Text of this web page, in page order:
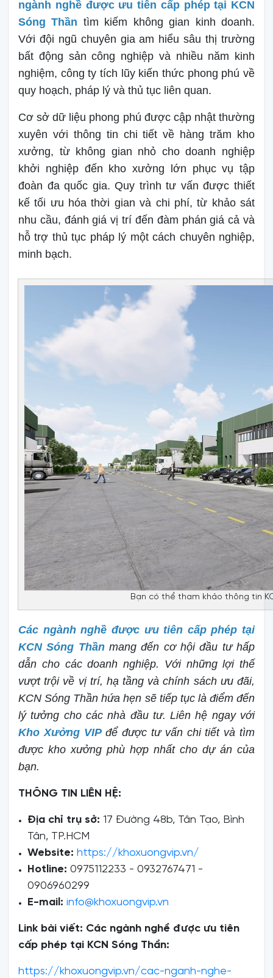
ngành nghề được ưu tiên cấp phép tại KCN
Sóng Thần tìm kiếm không gian kinh doanh.
Với đội ngũ chuyên gia am hiểu sâu thị trường
bất động sản công nghiệp và nhiều năm kinh
nghiệm, công ty tích lũy kiến thức phong phú về
quy hoạch, pháp lý và thủ tục liên quan.
Cơ sở dữ liệu phong phú được cập nhật thường
xuyên với thông tin chi tiết về hàng trăm kho
xưởng, từ không gian nhỏ cho doanh nghiệp
khởi nghiệp đến kho xưởng lớn phục vụ tập
đoàn đa quốc gia. Quy trình tư vấn được thiết
kế tối ưu hóa thời gian và chi phí, từ khảo sát
nhu cầu, đánh giá vị trí đến đàm phán giá cả và
hỗ trợ thủ tục pháp lý một cách chuyên nghiệp,
minh bạch.
Bạn có thể tham khảo thông tin
Các ngành nghề được ưu tiên cấp phép tại
KCN Sóng Thầnmang đến cơ hội đầu tư hấp
dẫn cho các doanh nghiệp. Với những lợi thế
vượt trội về vị trí, hạ tầng và chính sách ưu đãi,
KCN Sóng Thần hứa hẹn sẽ tiếp tục là điểm đến
lý tưởng cho các nhà đầu tư. Liên hệ ngay với
Kho Xưởng VIPđể được tư vấn chi tiết và tìm
được kho xưởng phù hợp nhất cho dự án của
bạn.
THÔNG TIN LIÊN HỆ:
Địa chỉ trụ sở: 17 Đường 48b, Tân Tạo, Bình
Tân, TP.HCM
Website: https://khoxuongvip.vn/
Hotline: 0975112233 - 0932767471 -
0906960299
E-mail: info@khoxuongvip.vn
Link bài viết: Các ngành nghề được ưu tiên
cấp phép tại KCN Sóng Thần:
https://khoxuongvip.vn/cac-nganh-nghe-